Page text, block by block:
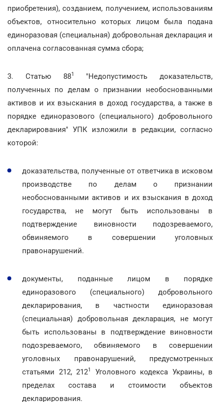
приобретения), созданием, получением, использованиям
объектов, относительно которых лицом была подана
единоразовая (специальная) добровольная декларация и
оплачена согласованная сумма сбора;
3. Статью 881
"Недопустимость доказательств,
полученных по делам о признании необоснованными
активов и их взыскания в доход государства, а также в
порядке единоразового (специального) добровольного
декларирования" УПК изложили в редакции, согласно
которой:
доказательства, полученные от ответчика в исковом
производстве по делам о признании
необоснованными активов и их взыскания в доход
государства, не могут быть использованы в
подтверждение виновности подозреваемого,
обвиняемого в совершении уголовных
правонарушений.
документы, поданные лицом в порядке
единоразового (специального) добровольного
декларирования, в частности единоразовая
(специальная) добровольная декларация, не могут
быть использованы в подтверждение виновности
подозреваемого, обвиняемого в совершении
уголовных правонарушений, предусмотренных
статьями 212, 2121
Уголовного кодекса Украины, в
пределах состава и стоимости объектов
декларирования.